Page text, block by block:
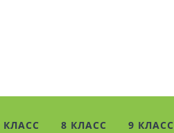
КЛАСС 8 КЛАСС 9 КЛАСС